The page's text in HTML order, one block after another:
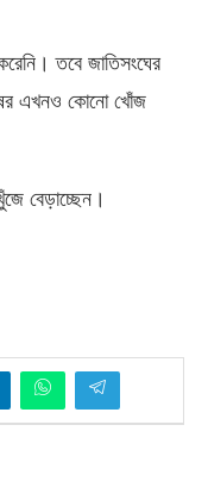
তবে জাতিসংঘের
এখনও কোনো খোঁজ
বেড়াচ্ছেন।